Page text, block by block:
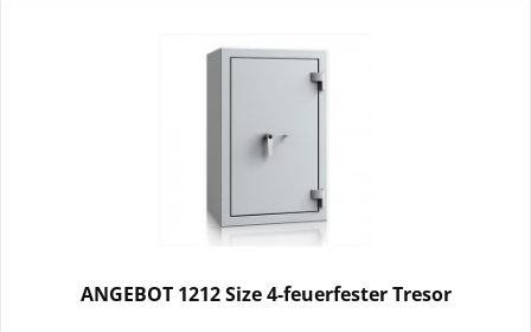
ANGEBOT 1212 Size 4-feuerfester Tresor